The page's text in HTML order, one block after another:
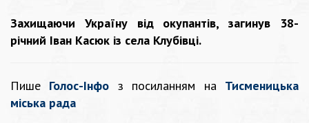
Захищаючи Україну від окупантів, загинув 38-
річний Іван Касюк із села Клубівці.
Пише Голос-Інфо з посиланням на Тисменицька
міська рада